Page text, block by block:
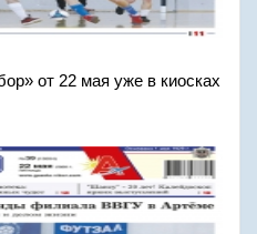
от 22 мая уже в киосках